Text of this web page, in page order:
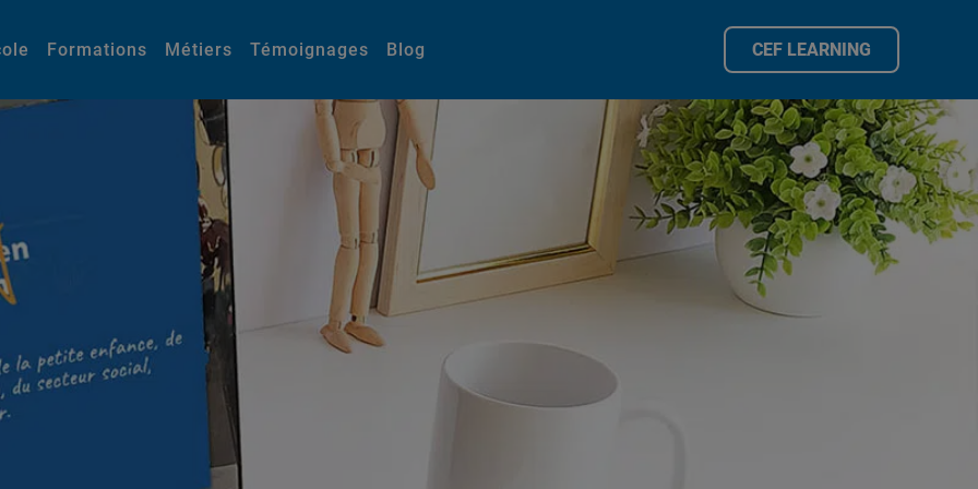
Formations Métiers Témoignages Blog CEF LEARNING